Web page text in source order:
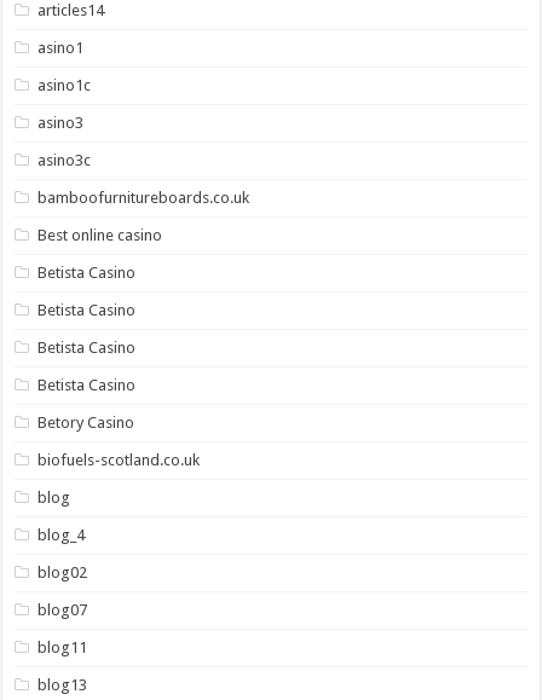
articles14
asino1
asino1c
asino3
asino3c
bamboofurnitureboards.co.uk
Best online casino
Betista Casino
Betista Casino
Betista Casino
Betista Casino
Betory Casino
biofuels-scotland.co.uk
blog
blog_4
blog02
blog07
blog11
blog13